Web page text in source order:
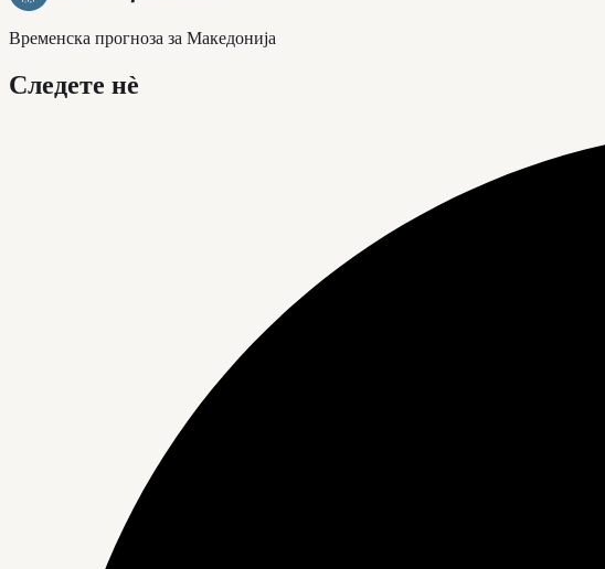
Временска прогноза за Македонија
Следете нè